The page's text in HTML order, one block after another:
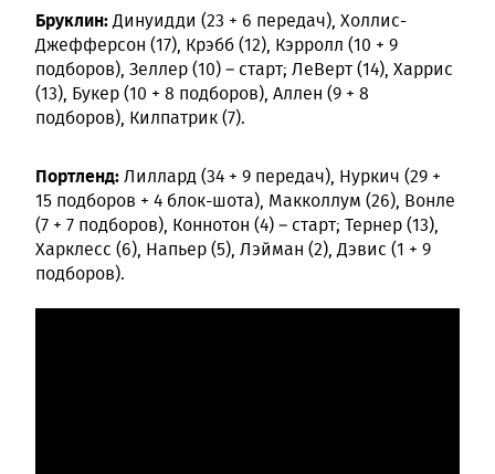
Бруклин:Динуидди (23 + 6 передач), Холлис-
Джефферсон (17), Крэбб (12), Кэрролл (10 + 9
подборов), Зеллер (10) – старт; ЛеВерт (14), Харрис
(13), Букер (10 + 8 подборов), Аллен (9 + 8
подборов), Килпатрик (7).
Портленд:Лиллард (34 + 9 передач), Нуркич (29 +
15 подборов + 4 блок-шота), Макколлум (26), Вонле
(7 + 7 подборов), Коннотон (4) – старт; Тернер (13),
Харклесс (6), Напьер (5), Лэйман (2), Дэвис (1 + 9
подборов).